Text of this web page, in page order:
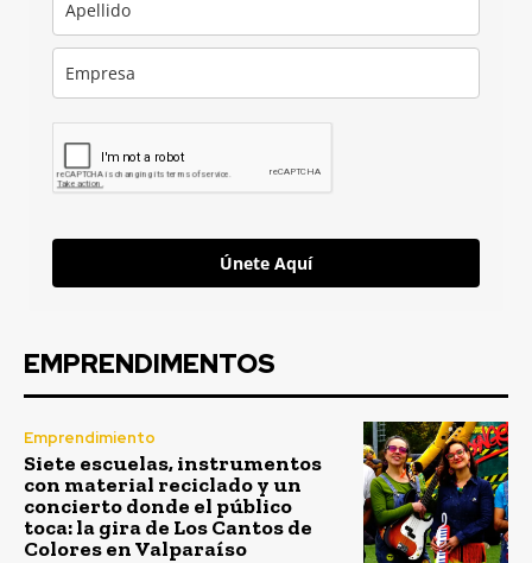
Únete Aquí
EMPRENDIMENTOS
Emprendimiento
Siete escuelas, instrumentos
con material reciclado y un
concierto donde el público
toca: la gira de Los Cantos de
Colores en Valparaíso